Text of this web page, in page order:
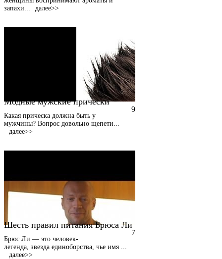
запахи
далее>>
Модные мужские прически
9
Какая прическа должна быть у
мужчины? Вопрос довольно щепети
далее>>
Шесть правил питания Брюса Ли
7
Брюс Ли — это человек-
легенда, звезда единоборства, чье имя
далее>>